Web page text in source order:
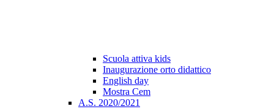
Scuola attiva kids
Inaugurazione orto didattico
English day
Mostra Cem
A.S. 2020/2021